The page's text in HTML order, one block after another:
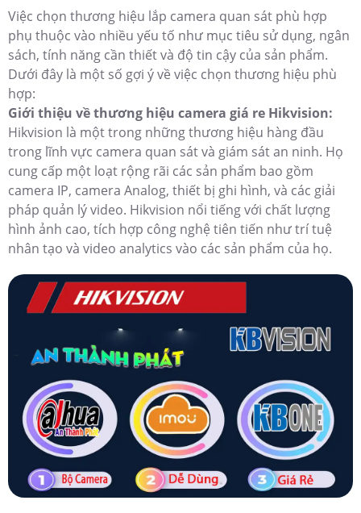
Việc chọn thương hiệu lắp camera quan sát phù hợp
phụ thuộc vào nhiều yếu tố như mục tiêu sử dụng, ngân
sách, tính năng cần thiết và độ tin cậy của sản phẩm.
Dưới đây là một số gợi ý về việc chọn thương hiệu phù
hợp:
Giới thiệu về thương hiệu camera giá re Hikvision:
Hikvision là một trong những thương hiệu hàng đầu
trong lĩnh vực camera quan sát và giám sát an ninh. Họ
cung cấp một loạt rộng rãi các sản phẩm bao gồm
camera IP, camera Analog, thiết bị ghi hình, và các giải
pháp quản lý video. Hikvision nổi tiếng với chất lượng
hình ảnh cao, tích hợp công nghệ tiên tiến như trí tuệ
nhân tạo và video analytics vào các sản phẩm của họ.